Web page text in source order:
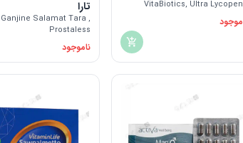
VitaBiotics, Ultra
تارا
Ganjine Salamat Tara ,
Prostaless
ناموجود